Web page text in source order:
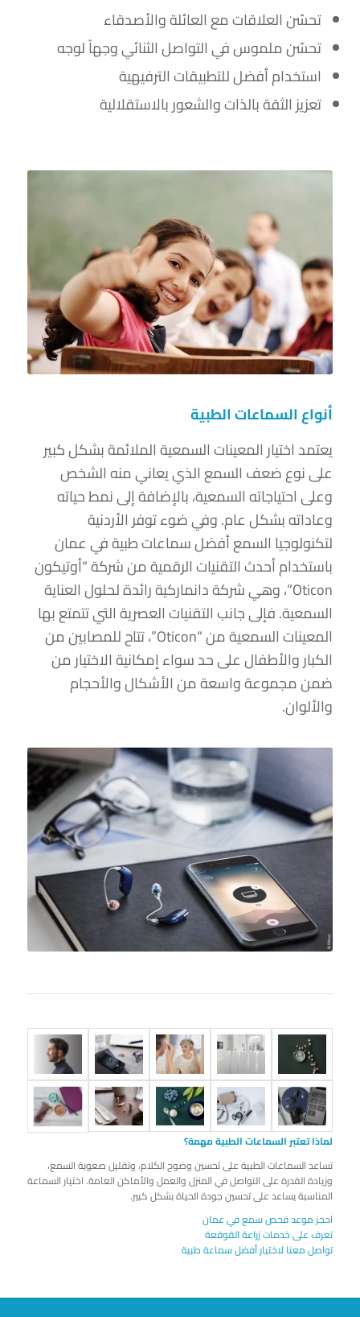
تحسّن العلاقات مع العائلة والأصدقاء
تحسّن ملموس في التواصل الثنائي وجهاً لوجه
استخدام أفضل للتطبيقات الترفيهية
تعزيز الثقة بالذات والشعور بالاستقلالية
أنواع السماعات الطبية
يعتمد اختيار المعينات السمعية الملائمة بشكل كبير
على نوع ضعف السمع الذي يعاني منه الشخص
وعلى احتياجاته السمعية، بالإضافة إلى نمط حياته
وعاداته بشكل عام. وفي ضوء توفر الأردنية
لتكنولوجيا السمع أفضل سماعات طبية في عمان
باستخدام أحدث التقنيات الرقمية من شركة “أوتيكون
Oticon”، وهي شركة دانماركية رائدة لحلول العناية
السمعية. فإلى جانب التقنيات العصرية التي تتمتع بها
المعينات السمعية من “Oticon”، تتاح للمصابين من
الكبار والأطفال على حد سواء إمكانية الاختيار من
ضمن مجموعة واسعة من الأشكال والأحجام
والألوان.
لماذا تعتبر السماعات الطبية مهمة؟
تساعد السماعات الطبية على تحسين وضوح الكلام، وتقليل صعوبة السمع،
وزيادة القدرة على التواصل في المنزل والعمل والأماكن العامة. اختيار السماعة
المناسبة يساعد على تحسين جودة الحياة بشكل كبير.
احجز موعد فحص سمع في عمان
تعرف على خدمات زراعة القوقعة
تواصل معنا لاختيار أفضل سماعة طبية